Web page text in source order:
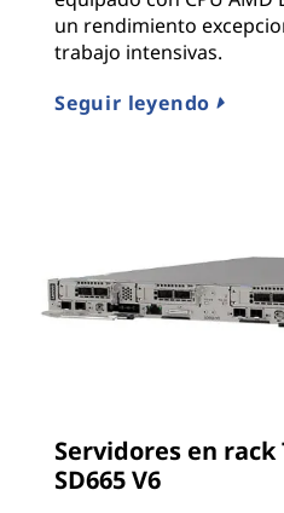
un rendimiento
trabajo intensivas.
Seguir leyendo
Servidores en
SD665 V6